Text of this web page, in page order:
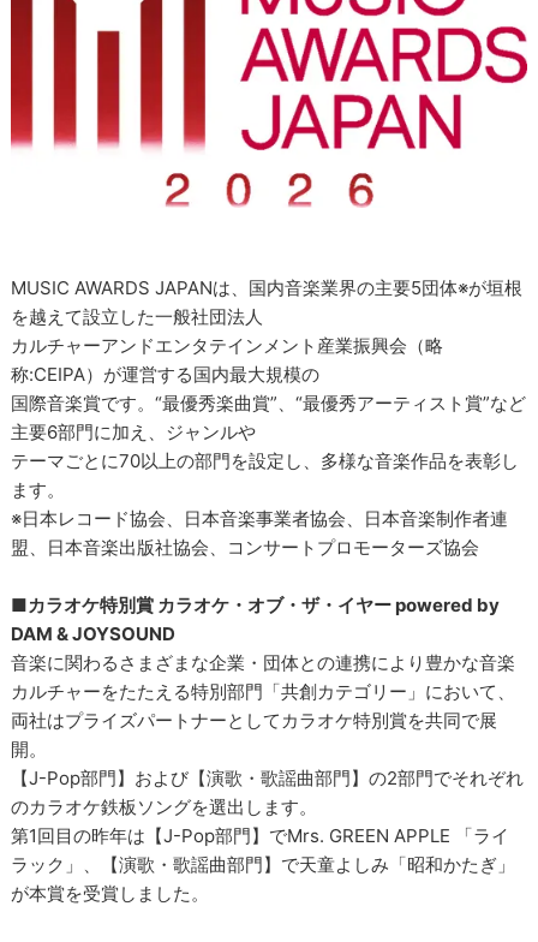
MUSIC AWARDS JAPANは、国内音楽業界の主要5団体※が垣根
を越えて設立した一般社団法人
カルチャーアンドエンタテインメント産業振興会（略
称:CEIPA）が運営する国内最大規模の
国際音楽賞です。“最優秀楽曲賞”、“最優秀アーティスト賞”など
主要6部門に加え、ジャンルや
テーマごとに70以上の部門を設定し、多様な音楽作品を表彰し
ます。
※日本レコード協会、日本音楽事業者協会、日本音楽制作者連
盟、日本音楽出版社協会、コンサートプロモーターズ協会
■カラオケ特別賞 カラオケ・オブ・ザ・イヤー powered by
DAM & JOYSOUND
音楽に関わるさまざまな企業・団体との連携により豊かな音楽
カルチャーをたたえる特別部門「共創カテゴリー」において、
両社はプライズパートナーとしてカラオケ特別賞を共同で展
開。
【J-Pop部門】および【演歌・歌謡曲部門】の2部門でそれぞれ
のカラオケ鉄板ソングを選出します。
第1回目の昨年は【J-Pop部門】でMrs. GREEN APPLE 「ライ
ラック」、【演歌・歌謡曲部門】で天童よしみ「昭和かたぎ」
が本賞を受賞しました。